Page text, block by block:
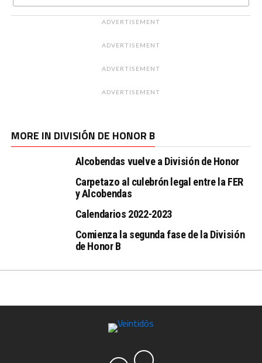
ADVERTISEMENT
ADVERTISEMENT
ADVERTISEMENT
ADVERTISEMENT
MORE IN DIVISIÓN DE HONOR B
Alcobendas vuelve a División de Honor
Carpetazo al culebrón legal entre la FER
y Alcobendas
Calendarios 2022-2023
Comienza la segunda fase de la División
de Honor B